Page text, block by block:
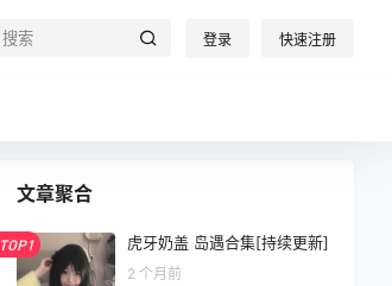
登录 快速注册
文章聚合
TOP1 虎牙奶盖 岛遇合集[持续更新]
2 个月前